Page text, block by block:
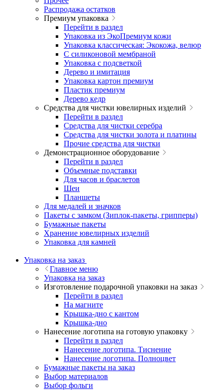
Распродажа остатков
Премиум упаковка
Перейти в раздел
Упаковка из ЭкоПремиум кожи
Упаковка классическая: Экокожа, велюр
С силиконовой мембраной
Упаковка с подсветкой
Дерево и имитация
Упаковка картон премиум
Пластик премиум
Дерево кедр
Средства для чистки ювелирных изделий
Перейти в раздел
Средства для чистки серебра
Средства для чистки золота и платины
Прочие средства для чистки
Демонстрационное оборудование
Перейти в раздел
Объемные подставки
Для часов и браслетов
Шеи
Планшеты
Для медалей и значков
Пакеты с замком (Зиплок-пакеты, грипперы)
Бумажные пакеты
Хранение ювелирных изделий
Упаковка для камней
Упаковка на заказ
Главное меню
Упаковка на заказ
Изготовление подарочной упаковки на заказ
Перейти в раздел
На магните
Крышка-дно с кантом
Крышка-дно
Нанесение логотипа на готовую упаковку
Перейти в раздел
Нанесение логотипа. Тиснение
Нанесение логотипа. Полноцвет
Бумажные пакеты на заказ
Выбор материалов
Выбор фольги